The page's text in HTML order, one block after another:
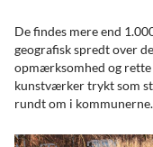
De findes mere end
geografisk spredt over
opmærksomhed og rette
kunstværker trykt som
rundt om i kommunerne.